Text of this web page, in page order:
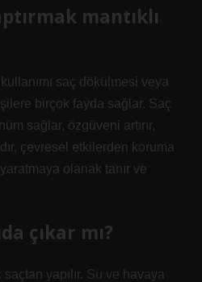
mantıklı
saç dökülmesi veya
birçok fayda sağlar. Saç
sağlar, özgüveni artırır,
çevresel etkilerden koruma
olanak tanır ve
çıkar mı?
yapılır. Su ve havaya